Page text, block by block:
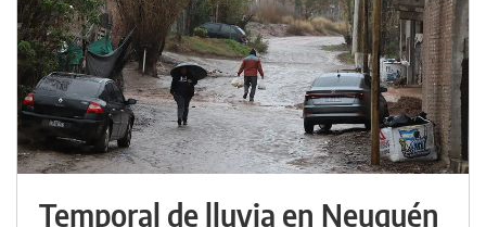
Temporal de lluvia en Neuquén